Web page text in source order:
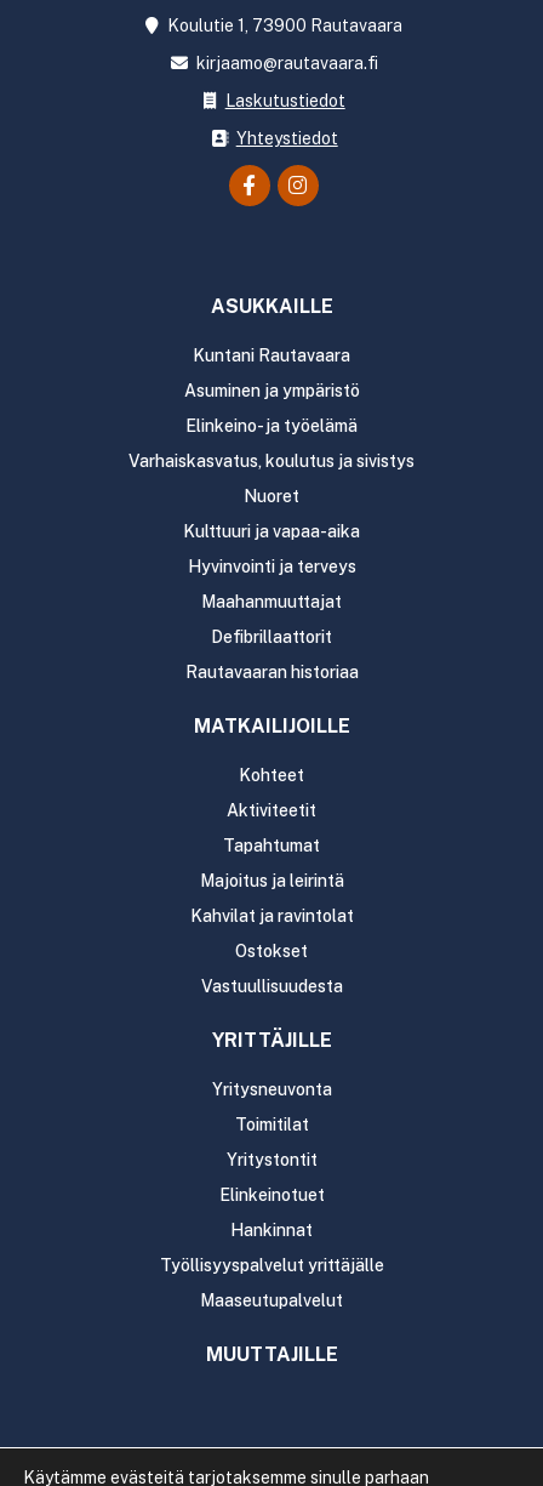
Koulutie 1, 73900 Rautavaara
kirjaamo@rautavaara.fi
Laskutustiedot
Yhteystiedot
ASUKKAILLE
Kuntani Rautavaara
Asuminen ja ympäristö
Elinkeino- ja työelämä
Varhaiskasvatus, koulutus ja sivistys
Nuoret
Kulttuuri ja vapaa-aika
Hyvinvointi ja terveys
Maahanmuuttajat
Defibrillaattorit
Rautavaaran historiaa
MATKAILIJOILLE
Kohteet
Aktiviteetit
Tapahtumat
Majoitus ja leirintä
Kahvilat ja ravintolat
Ostokset
Vastuullisuudesta
YRITTÄJILLE
Yritysneuvonta
Toimitilat
Yritystontit
Elinkeinotuet
Hankinnat
Työllisyyspalvelut yrittäjälle
Maaseutupalvelut
MUUTTAJILLE
Käytämme evästeitä tarjotaksemme sinulle parhaan